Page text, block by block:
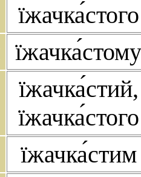
їжачка́стого
їжачка́стому
їжачка́стий,
їжачка́стого
їжачка́стим